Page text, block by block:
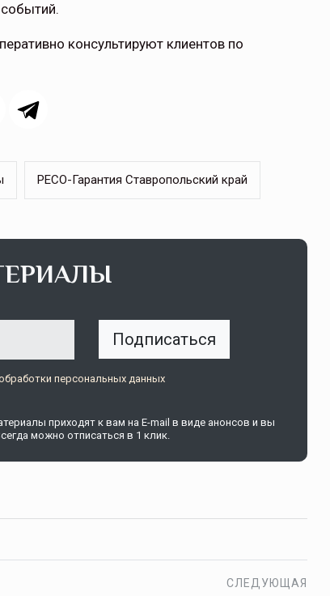
консультируют клиентов по
РЕСО-Гарантия Ставропольский край
Подписаться
персональных данных
приходят к вам на E-mail в виде анонсов и вы
можно отписаться в 1 клик.
СЛЕДУЮЩАЯ